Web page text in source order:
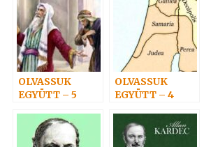
OLVASSUK
EGYÜTT – 5
OLVASSUK
EGYÜTT – 4